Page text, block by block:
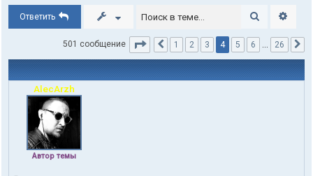
Ответить Поиск
501 сообщение Страница 4из 26
Пред.
1 2 3 4 5 6 … 26
AlecArzh
Автор темы